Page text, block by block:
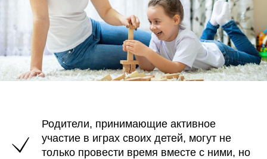
Родители, принимающие активное
участие в играх своих детей, могут не
только провести время вместе с ними, но